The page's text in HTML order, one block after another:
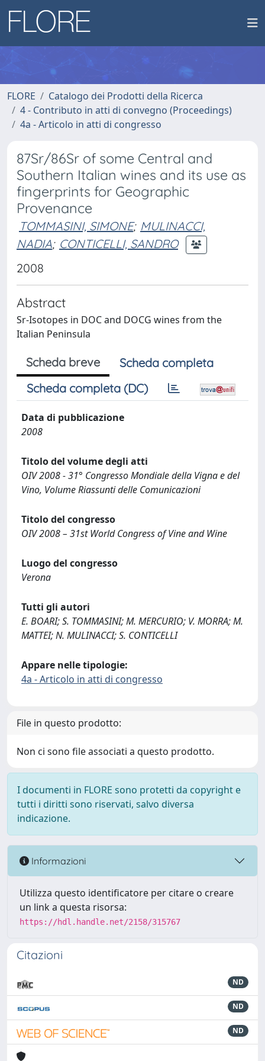
FLORE
Catalogo dei Prodotti della Ricerca
4 - Contributo in atti di convegno (Proceedings)
4a - Articolo in atti di congresso
87Sr/86Sr of some Central and
Southern Italian wines and its use as
fingerprints for Geographic
Provenance
TOMMASINI, SIMONE; MULINACCI,
NADIA; CONTICELLI, SANDRO
2008
Abstract
Sr-Isotopes in DOC and DOCG wines from the
Italian Peninsula
Scheda breve
Scheda completa
Scheda completa (DC)
Data di pubblicazione
2008
Titolo del volume degli atti
OIV 2008 - 31° Congresso Mondiale della Vigna e del
Vino, Volume Riassunti delle Comunicazioni
Titolo del congresso
OIV 2008 – 31st World Congress of Vine and Wine
Luogo del congresso
Verona
Tutti gli autori
E. BOARI; S. TOMMASINI; M. MERCURIO; V. MORRA; M.
MATTEI; N. MULINACCI; S. CONTICELLI
Appare nelle tipologie:
4a - Articolo in atti di congresso
File in questo prodotto:
Non ci sono file associati a questo prodotto.
I documenti in FLORE sono protetti da copyright e
tutti i diritti sono riservati, salvo diversa
indicazione.
Informazioni
Utilizza questo identificatore per citare o creare
un link a questa risorsa:
https://hdl.handle.net/2158/315767
Citazioni
ND
ND
ND